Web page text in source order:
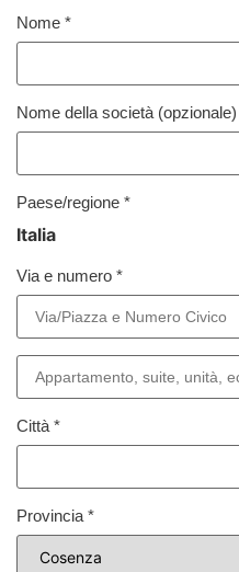
Nome *
Nome della società (opzionale)
Paese/regione *
Italia
Via e numero *
Città *
Provincia *